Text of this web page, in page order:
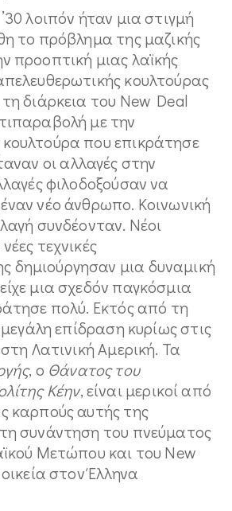
λοιπόν ήταν μια στιγμή
το πρόβλημα της μαζικής
προοπτική μιας λαϊκής
κουλτούρας
διάρκεια του New Deal
με την
που επικράτησε
οι αλλαγές στην
φιλοδοξούσαν να
νέο άνθρωπο. Κοινωνική
συνδέονταν. Νέοι
τεχνικές
μια δυναμική
μια σχεδόν παγκόσμια
πολύ. Εκτός από τη
μεγάλη επίδραση κυρίως στις
Λατινική Αμερική. Τα
, ο Θάνατος του
Κέην, είναι μερικοί από
καρπούς αυτής της
συνάντηση του πνεύματος
Μετώπου και του New
στον Έλληνα